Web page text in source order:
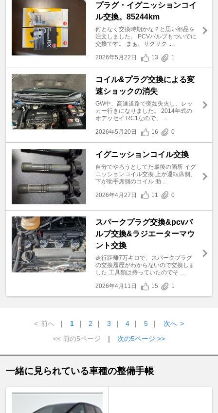
プラグ・イグニッションコイ
ル交換。85244km
何となく交換時期かな？と思い部品を
注文しました。 PCVバルブもついでに
交換です。 まぁ、サクサク ...
2026年5月22日
13 1
コイル&プラグ交換による変
速ショックの消失
GW中、高速道路で突如失火し、レッ
カー行きになりました。 2014年式の
オデッセイ RC1なので、 ...
2026年5月20日
16 0
イグニッションコイル交換
自分でやろうとしてた最後の箇所 イグ
ニッションコイル交換 上が運転席側、
下が助手席側のコイル 助 ...
2026年4月27日
11 0
スパークプラグ交換&pcvバ
ルブ交換&ラジエーターマウ
ント交換
走行距離7万キロで、スパークプラグ
の交換履歴がわからないので交換しま
した 工具類は持っていたのでそ ...
2026年4月11日
15 1
< 前へ ｜ 1 ｜ 2 ｜ 3 ｜ 4 ｜ 5 ｜ 次へ >
<< 前の5ページ
｜ 次の5ページ >>
一緒に見られている車種の整備手帳